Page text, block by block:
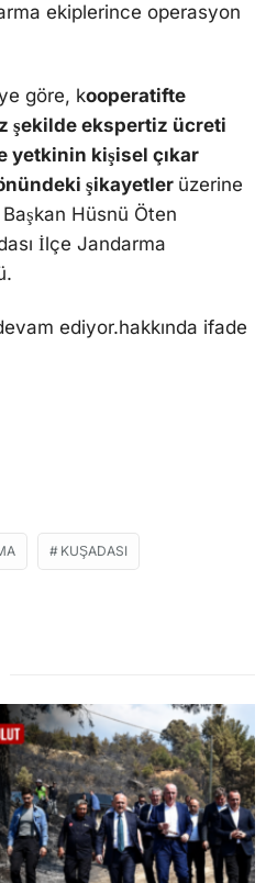
ekiplerince operasyon
göre, kooperatifte
şekilde ekspertiz ücreti
yetkinin kişisel çıkar
şikayetler üzerine
Hüsnü Öten
İlçe Jandarma
ediyor.hakkında ifade
KUŞADASI